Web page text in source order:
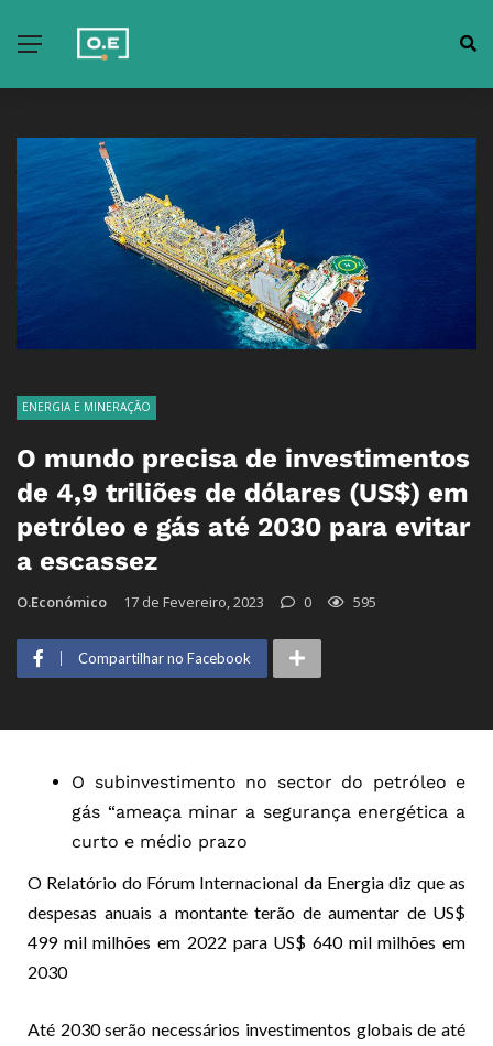
ENERGIA E MINERAÇÃO
O mundo precisa de investimentos
de 4,9 triliões de dólares (US$) em
petróleo e gás até 2030 para evitar
a escassez
O.Económico 17 de Fevereiro, 2023 0 595
Compartilhar no Facebook
O subinvestimento no sector do petróleo e
gás “ameaça minar a segurança energética a
curto e médio prazo
O Relatório do Fórum Internacional da Energia diz que as
despesas anuais a montante terão de aumentar de US$
499 mil milhões em 2022 para US$ 640 mil milhões em
2030
Até 2030 serão necessários investimentos globais de até